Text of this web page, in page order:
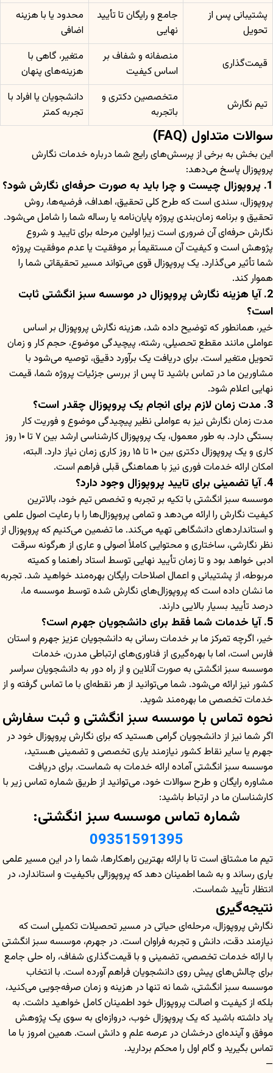
پشتیبانی پس از
تحویل
جامع و رایگان تا تأیید
نهایی
محدود یا با هزینه
اضافی
قیمت‌گذاری
منصفانه و شفاف بر
اساس کیفیت
متغیر، گاهی با
هزینه‌های پنهان
تیم نگارش
متخصصین دکتری و
باتجربه
دانشجویان یا افراد با
تجربه کمتر
سوالات متداول (FAQ)
این بخش به برخی از پرسش‌های رایج شما درباره خدمات نگارش
پروپوزال پاسخ می‌دهد:
1. پروپوزال چیست و چرا باید به صورت حرفه‌ای نگارش شود؟
پروپوزال، سندی است که طرح کلی تحقیق، اهداف، فرضیه‌ها، روش
تحقیق و برنامه زمان‌بندی پروژه پایان‌نامه یا رساله شما را شامل می‌شود.
نگارش حرفه‌ای آن ضروری است زیرا اولین مرحله برای تایید و شروع
پژوهش است و کیفیت آن مستقیماً بر موفقیت یا عدم موفقیت پروژه
شما تأثیر می‌گذارد. یک پروپوزال قوی می‌تواند مسیر تحقیقاتی شما را
هموار کند.
2. آیا هزینه نگارش پروپوزال در موسسه سبز انگشتی ثابت
است؟
خیر، همانطور که توضیح داده شد، هزینه نگارش پروپوزال بر اساس
عواملی مانند مقطع تحصیلی، رشته، پیچیدگی موضوع، حجم کار و زمان
تحویل متغیر است. برای دریافت یک برآورد دقیق، توصیه می‌شود با
مشاورین ما در تماس باشید تا پس از بررسی جزئیات پروژه شما، قیمت
نهایی اعلام شود.
3. مدت زمان لازم برای انجام یک پروپوزال چقدر است؟
مدت زمان نگارش نیز به عواملی نظیر پیچیدگی موضوع و فوریت کار
بستگی دارد. به طور معمول، یک پروپوزال کارشناسی ارشد بین ۷ تا ۱۰ روز
کاری و یک پروپوزال دکتری بین ۱۰ تا ۱۵ روز کاری زمان نیاز دارد. البته،
امکان ارائه خدمات فوری نیز با هماهنگی قبلی فراهم است.
4. آیا تضمینی برای تایید پروپوزال وجود دارد؟
موسسه سبز انگشتی با تکیه بر تجربه و تخصص تیم خود، بالاترین
کیفیت نگارش را ارائه می‌دهد و تمامی پروپوزال‌ها را با رعایت اصول علمی
و استانداردهای دانشگاهی تهیه می‌کند. ما تضمین می‌کنیم که پروپوزال از
نظر نگارشی، ساختاری و محتوایی کاملاً اصولی و عاری از هرگونه سرقت
ادبی خواهد بود و تا زمان تأیید نهایی توسط استاد راهنما و کمیته
مربوطه، از پشتیبانی و اعمال اصلاحات رایگان بهره‌مند خواهید شد. تجربه
ما نشان داده است که پروپوزال‌های نگارش شده توسط موسسه ما،
درصد تأیید بسیار بالایی دارند.
5. آیا خدمات شما فقط برای دانشجویان جهرم است؟
خیر، اگرچه تمرکز ما بر خدمات رسانی به دانشجویان عزیز جهرم و استان
فارس است، اما با بهره‌گیری از فناوری‌های ارتباطی مدرن، خدمات
موسسه سبز انگشتی به صورت آنلاین و از راه دور به دانشجویان سراسر
کشور نیز ارائه می‌شود. شما می‌توانید از هر نقطه‌ای با ما تماس گرفته و از
خدمات تخصصی ما بهره‌مند شوید.
نحوه تماس با موسسه سبز انگشتی و ثبت سفارش
اگر شما نیز از دانشجویان گرامی هستید که برای نگارش پروپوزال خود در
جهرم یا سایر نقاط کشور نیازمند یاری تخصصی و تضمینی هستید،
موسسه سبز انگشتی آماده ارائه خدمات به شماست. برای دریافت
مشاوره رایگان و طرح سوالات خود، می‌توانید از طریق شماره تماس زیر با
کارشناسان ما در ارتباط باشید:
شماره تماس موسسه سبز انگشتی:
09351591395
تیم ما مشتاق است تا با ارائه بهترین راهکارها، شما را در این مسیر علمی
یاری رساند و به شما اطمینان دهد که پروپوزالی باکیفیت و استاندارد، در
انتظار تأیید شماست.
نتیجه‌گیری
نگارش پروپوزال، مرحله‌ای حیاتی در مسیر تحصیلات تکمیلی است که
نیازمند دقت، دانش و تجربه فراوان است. در جهرم، موسسه سبز انگشتی
با ارائه خدمات تخصصی، تضمینی و با قیمت‌گذاری شفاف، راه حلی جامع
برای چالش‌های پیش روی دانشجویان فراهم آورده است. با انتخاب
موسسه سبز انگشتی، شما نه تنها در هزینه و زمان صرفه‌جویی می‌کنید،
بلکه از کیفیت و اصالت پروپوزال خود اطمینان کامل خواهید داشت. به
یاد داشته باشید که یک پروپوزال خوب، دروازه‌ای به سوی یک پژوهش
موفق و آینده‌ای درخشان در عرصه علم و دانش است. همین امروز با ما
تماس بگیرید و گام اول را محکم بردارید.
—